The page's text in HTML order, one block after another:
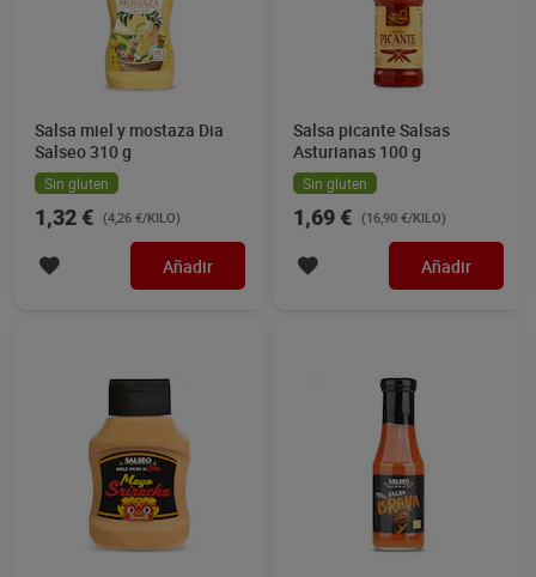
Salsa miel y mostaza Dia
Salseo 310 g
Sin gluten
1,32 € (4,26 €/KILO)
Añadir
Salsa picante Salsas
Asturianas 100 g
Sin gluten
1,69 € (16,90 €/KILO)
Añadir